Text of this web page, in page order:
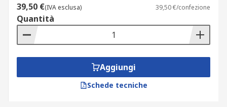
39,50 €(IVA esclusa) 39,50 €/confezione
Quantità
Aggiungi
Schede tecniche